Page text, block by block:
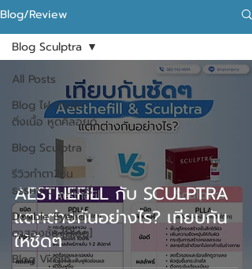
Blog/Review
All Posts
Blog ไฝ ตาปลา
ติ่งเนื้อ หูดคีลอยด์
Blog Sculptra
รีวิวทําตา2ชั้น
ธรรมชาติ นนทบุรี
Double Eyelid
ตาสองชั้น [Blog]
Blog Virgin
Blog Sculptra
AESTHEFILL กับ SCULPTRA
แตกต่างกันอย่างไร? เทียบกัน
ให้ชัดๆ